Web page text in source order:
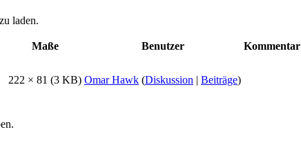
laden.
Maße Benutzer Kommentar
222 × 81 (3 KB) Omar Hawk (Diskussion | Beiträge)